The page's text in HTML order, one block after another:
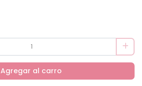
Agregar al carro